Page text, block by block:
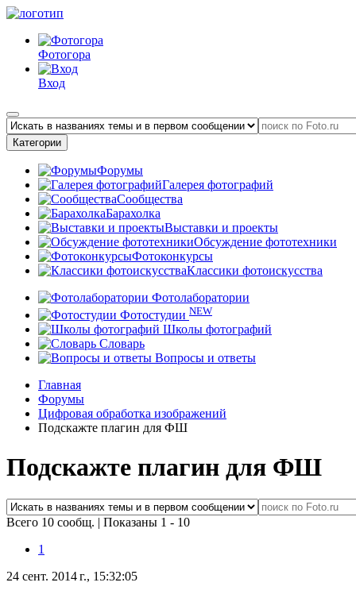
Фотогора
Вход
Категории
Форумы
Галерея фотографий
Сообщества
Барахолка
Выставки и проекты
Обсуждение фототехники
Фотоконкурсы
Классики фотоискусства
Фотолаборатории
Фотостудии NEW
Школы фотографий
Словарь
Вопросы и ответы
Главная
Форумы
Цифровая обработка изображений
Подскажте плагин для ФШ
Подскажте плагин для ФШ
Всего 10 сообщ. | Показаны 1 - 10
1
24 сент. 2014 г., 15:32:05